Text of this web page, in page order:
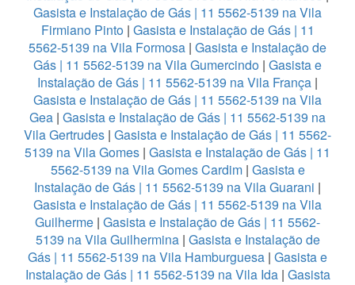
Gasista e Instalação de Gás | 11 5562-5139 na Vila
Firmiano Pinto| Gasista e Instalação de Gás | 11
5562-5139 na Vila Formosa | Gasista e Instalação de
Gás | 11 5562-5139 na Vila Gumercindo | Gasista e
Instalação de Gás | 11 5562-5139 na Vila França |
Gasista e Instalação de Gás | 11 5562-5139 na Vila
Gea | Gasista e Instalação de Gás | 11 5562-5139 na
Vila Gertrudes | Gasista e Instalação de Gás | 11 5562-
5139 na Vila Gomes | Gasista e Instalação de Gás | 11
5562-5139 na Vila Gomes Cardim| Gasista e
Instalação de Gás | 11 5562-5139 na Vila Guarani |
Gasista e Instalação de Gás | 11 5562-5139 na Vila
Guilherme | Gasista e Instalação de Gás | 11 5562-
5139 na Vila Guilhermina| Gasista e Instalação de
Gás | 11 5562-5139 na Vila Hamburguesa | Gasista e
Instalação de Gás | 11 5562-5139 na Vila Ida| Gasista